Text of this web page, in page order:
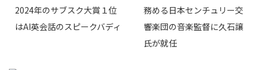
2024年のサブスク大賞１位
はAI英会話のスピークバディ
務める日本センチュリー交
響楽団の音楽監督に久石譲
氏が就任